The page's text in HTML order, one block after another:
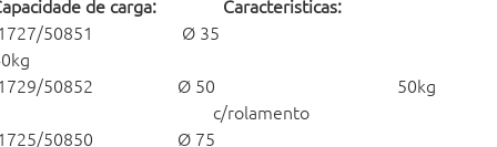
de carga: Caracteristicas:
50851 Ø 35
50852 Ø 50 50kg
c/rolamento
50850 Ø 75